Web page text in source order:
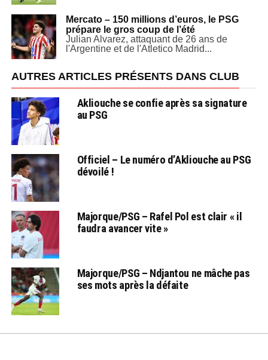
Mercato – 150 millions d’euros, le PSG
prépare le gros coup de l’été
Julian Alvarez, attaquant de 26 ans de
l'Argentine et de l'Atletico Madrid...
AUTRES ARTICLES PRÉSENTS DANS CLUB
Akliouche se confie après sa signature
au PSG
Officiel – Le numéro d’Akliouche au PSG
dévoilé !
Majorque/PSG – Rafel Pol est clair « il
faudra avancer vite »
Majorque/PSG – Ndjantou ne mâche pas
ses mots après la défaite